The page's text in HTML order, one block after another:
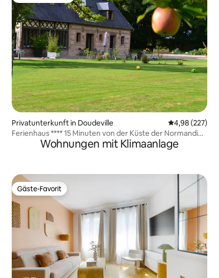
Privatunterkunft in Doudeville
4,98 (227)
Ferienhaus **** 15 Minuten von der Küste der Normandie
entfernt - Gemachte Betten
Wohnungen mit Klimaanlage
Gäste-Favorit
Gäste-Favorit